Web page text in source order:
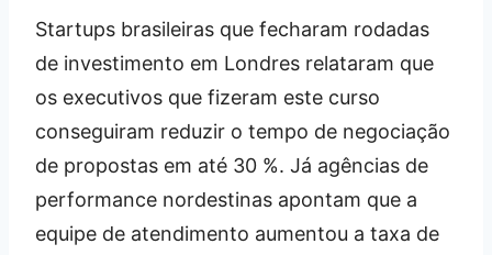
Startups brasileiras que fecharam rodadas
de investimento em Londres relataram que
os executivos que fizeram este curso
conseguiram reduzir o tempo de negociação
de propostas em até 30 %. Já agências de
performance nordestinas apontam que a
equipe de atendimento aumentou a taxa de